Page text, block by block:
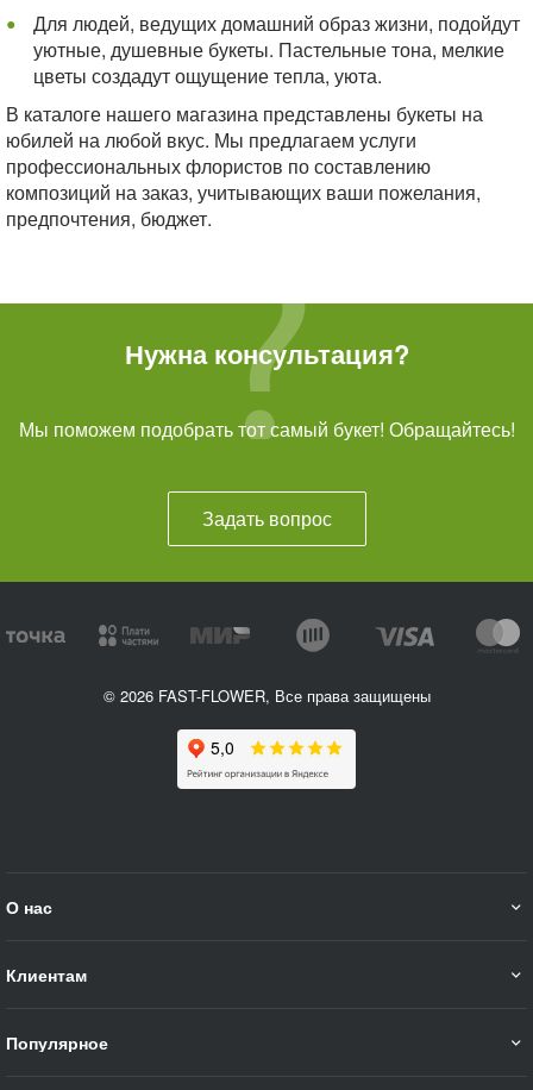
Для людей, ведущих домашний образ жизни, подойдут
уютные, душевные букеты. Пастельные тона, мелкие
цветы создадут ощущение тепла, уюта.
В каталоге нашего магазина представлены букеты на
юбилей на любой вкус. Мы предлагаем услуги
профессиональных флористов по составлению
композиций на заказ, учитывающих ваши пожелания,
предпочтения, бюджет.
Нужна консультация?
Мы поможем подобрать тот самый букет! Обращайтесь!
Задать вопрос
© 2026 FAST-FLOWER, Все права защищены
О нас
Клиентам
Популярное